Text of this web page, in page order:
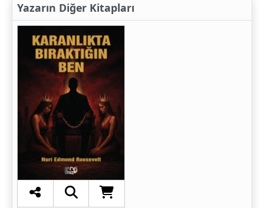
Yazarın Diğer Kitapları